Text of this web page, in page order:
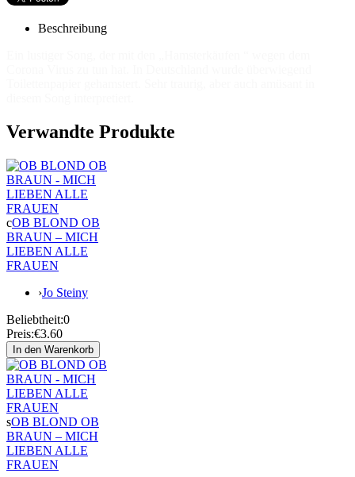
Beschreibung
Verwandte Produkte
cOB BLOND OB
BRAUN – MICH
LIEBEN ALLE
FRAUEN
›Jo Steiny
Beliebtheit:0
Preis:€3.60
sOB BLOND OB
BRAUN – MICH
LIEBEN ALLE
FRAUEN